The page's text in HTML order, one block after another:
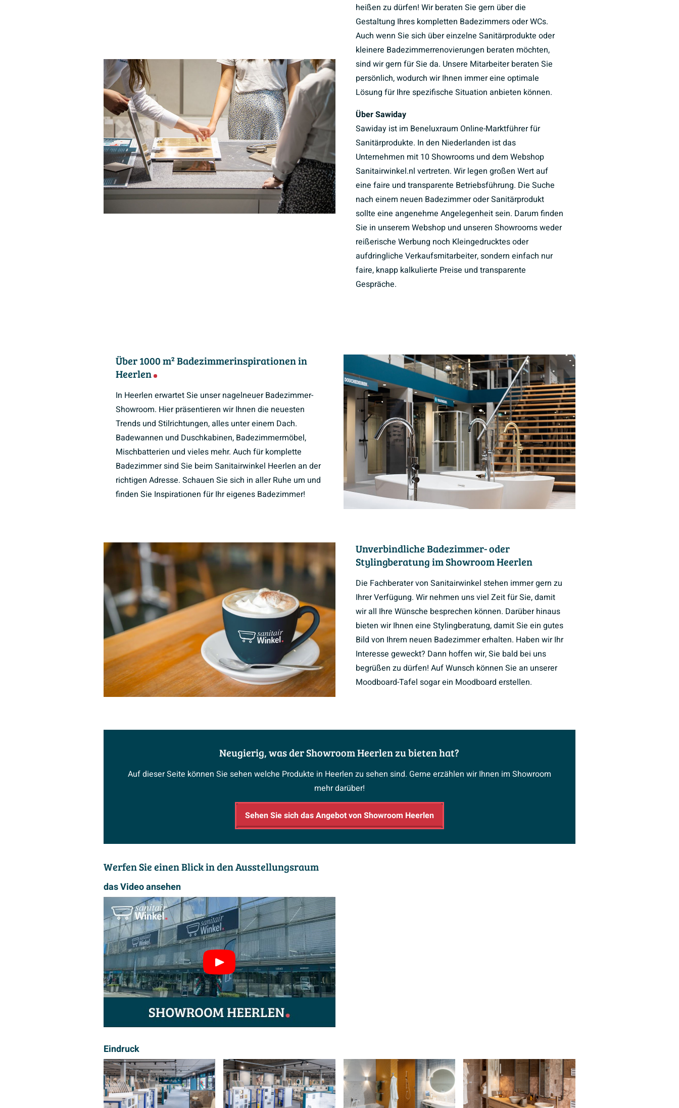
heißen zu dürfen! Wir beraten Sie gern über die
Gestaltung Ihres kompletten Badezimmers oder WCs.
Auch wenn Sie sich über einzelne Sanitärprodukte oder
kleinere Badezimmerrenovierungen beraten möchten,
sind wir gern für Sie da. Unsere Mitarbeiter beraten Sie
persönlich, wodurch wir Ihnen immer eine optimale
Lösung für Ihre spezifische Situation anbieten können.
Über Sawiday
Sawiday ist im Beneluxraum Online-Marktführer für
Sanitärprodukte. In den Niederlanden ist das
Unternehmen mit 10 Showrooms und dem Webshop
Sanitairwinkel.nl vertreten. Wir legen großen Wert auf
eine faire und transparente Betriebsführung. Die Suche
nach einem neuen Badezimmer oder Sanitärprodukt
sollte eine angenehme Angelegenheit sein. Darum finden
Sie in unserem Webshop und unseren Showrooms weder
reißerische Werbung noch Kleingedrucktes oder
aufdringliche Verkaufsmitarbeiter, sondern einfach nur
faire, knapp kalkulierte Preise und transparente
Gespräche.
Über 1000 m² Badezimmerinspirationen in
Heerlen
In Heerlen erwartet Sie unser nagelneuer Badezimmer-
Showroom. Hier präsentieren wir Ihnen die neuesten
Trends und Stilrichtungen, alles unter einem Dach.
Badewannen und Duschkabinen, Badezimmermöbel,
Mischbatterien und vieles mehr. Auch für komplette
Badezimmer sind Sie beim Sanitairwinkel Heerlen an der
richtigen Adresse. Schauen Sie sich in aller Ruhe um und
finden Sie Inspirationen für Ihr eigenes Badezimmer!
Unverbindliche Badezimmer- oder
Stylingberatung im Showroom Heerlen
Die Fachberater von Sanitairwinkel stehen immer gern zu
Ihrer Verfügung. Wir nehmen uns viel Zeit für Sie, damit
wir all Ihre Wünsche besprechen können. Darüber hinaus
bieten wir Ihnen eine Stylingberatung, damit Sie ein gutes
Bild von Ihrem neuen Badezimmer erhalten. Haben wir Ihr
Interesse geweckt? Dann hoffen wir, Sie bald bei uns
begrüßen zu dürfen! Auf Wunsch können Sie an unserer
Moodboard-Tafel sogar ein Moodboard erstellen.
Neugierig, was der Showroom Heerlen zu bieten hat?
Auf dieser Seite können Sie sehen welche Produkte in Heerlen zu sehen sind. Gerne erzählen wir Ihnen im Showroom
mehr darüber!
Sehen Sie sich das Angebot von Showroom Heerlen
Werfen Sie einen Blick in den Ausstellungsraum
das Video ansehen
Eindruck